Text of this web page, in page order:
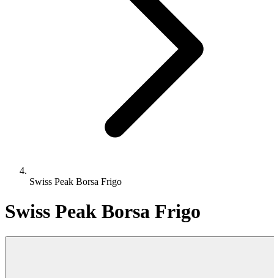
Swiss Peak Borsa Frigo
Swiss Peak Borsa Frigo